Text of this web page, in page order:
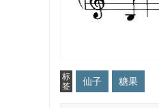
标
签
仙子 糖果